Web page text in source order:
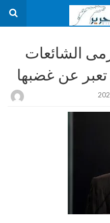
الشائعات
تعبر عن غضبها